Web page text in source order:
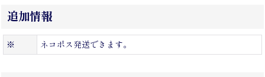
追加情報
※ ネコポス発送できます。